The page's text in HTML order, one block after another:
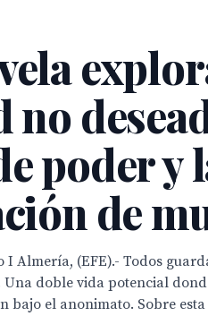
no
poder y
de
Almería, (EFE).- Todos
Una doble vida potencial
bajo el anonimato. Sobre